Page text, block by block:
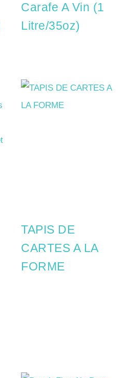
Carafe A Vin (1
Litre/35oz)
TAPIS DE
CARTES A LA
FORME